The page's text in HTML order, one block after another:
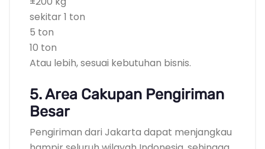
sekitar 1 ton
5 ton
10 ton
Atau lebih, sesuai kebutuhan bisnis.
5. Area Cakupan Pengiriman
Besar
Pengiriman dari Jakarta dapat menjangkau